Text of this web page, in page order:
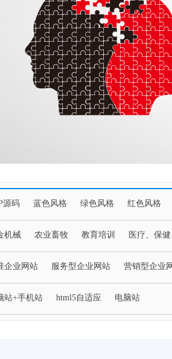
源码 蓝色风格 绿色风格 红色风格
机械 农业畜牧 教育培训 医疗、保
企业网站 服务型企业网站 营销型企业
站+手机站 html5自适应 电脑站